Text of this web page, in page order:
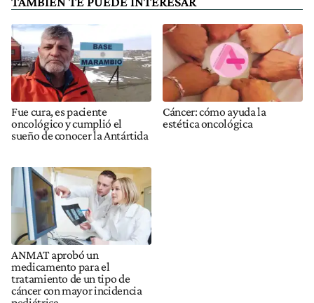
Fue cura, es paciente
oncológico y cumplió el
sueño de conocer la Antártida
Cáncer: cómo ayuda la
estética oncológica
ANMAT aprobó un
medicamento para el
tratamiento de un tipo de
cáncer con mayor incidencia